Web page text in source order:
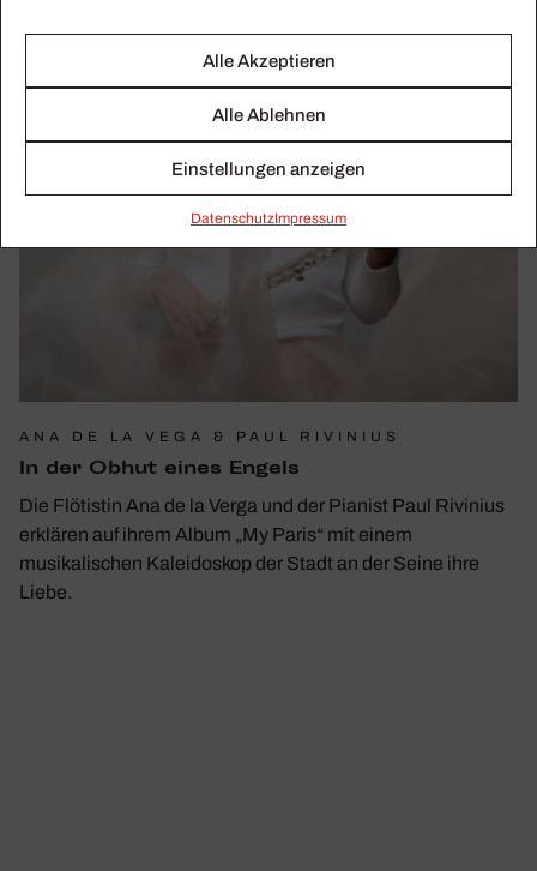
Alle Akzeptieren
Alle Ablehnen
Einstellungen anzeigen
Daten­schutzImpressum
ANA DE LA VEGA & PAUL RIVINIUS
In der Obhut eines Engels
Die Flötistin Ana de la Verga und der Pianist Paul Rivinius
erklären auf ihrem Album „My Paris“ mit einem
musikalischen Kaleidoskop der Stadt an der Seine ihre
Liebe.